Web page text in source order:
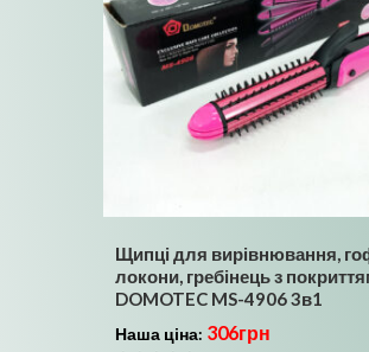
Щипці для вирівнювання,
локони, гребінець з
DOMOTEC MS-4906 3в1
Наша ціна: 306грн